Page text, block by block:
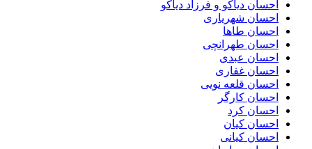
احسان دیاکو و فرزاد دیاکو
احسان شهریاری
احسان طاها
احسان طهرانچی
احسان عبدی
احسان غفاری
احسان قلعه نویی
احسان کارگر
احسان کرد
احسان کیان
احسان کیانی